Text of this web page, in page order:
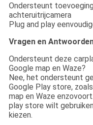
Ondersteunt
achteruitrijcamera
Plug and play
Vragen en
Ondersteunt deze
Google map en Waze?
Nee, het ondersteunt
Google Play store,
map en Waze
play store wilt
kiezen.